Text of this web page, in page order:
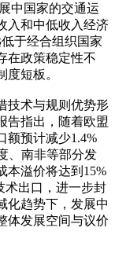
中国家的交通运
入和中低收入经济
于经合组织国家
在政策稳定性不
短板。
技术与规则优势形
告指出，随着欧盟
额预计减少1.4%
、南非等部分发
本溢价将达到15%
术出口，进一步封
化趋势下，发展中
体发展空间与议价